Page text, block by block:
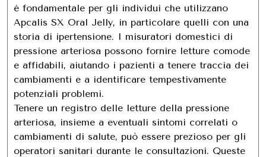
è fondamentale per gli individui che utilizzano
Apcalis SX Oral Jelly, in particolare quelli con una
storia di ipertensione. I misuratori domestici di
pressione arteriosa possono fornire letture comode
e affidabili, aiutando i pazienti a tenere traccia dei
cambiamenti e a identificare tempestivamente
potenziali problemi.
Tenere un registro delle letture della pressione
arteriosa, insieme a eventuali sintomi correlati o
cambiamenti di salute, può essere prezioso per gli
operatori sanitari durante le consultazioni. Queste